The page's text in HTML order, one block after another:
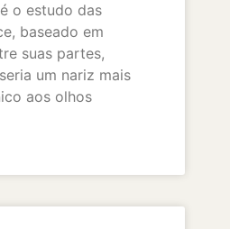
o estudo das
baseado em
suas partes,
um nariz mais
aos olhos